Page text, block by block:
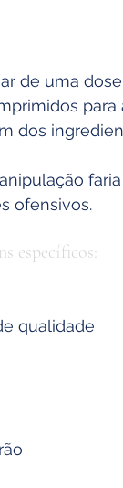
de uma
para
dos
ofensivos.
específicos:
qualidade